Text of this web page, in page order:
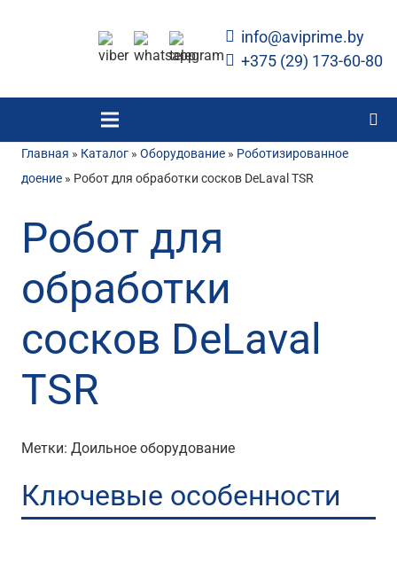
info@aviprime.by
+375 (29) 173-60-80
Главная » Каталог » Оборудование » Роботизированное
доение » Робот для обработки сосков DeLaval TSR
Робот для
обработки
сосков DeLaval
TSR
Метки: Доильное оборудование
Ключевые особенности